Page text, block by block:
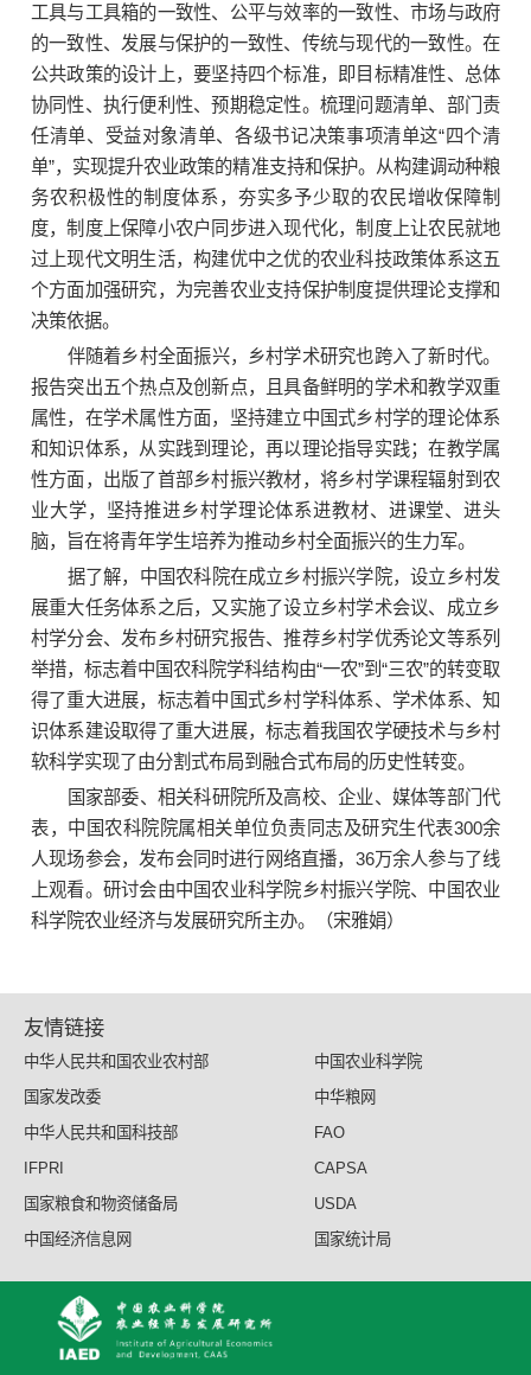
工具与工具箱的一致性、公平与效率的一致性、市场与政府
的一致性、发展与保护的一致性、传统与现代的一致性。在
公共政策的设计上，要坚持四个标准，即目标精准性、总体
协同性、执行便利性、预期稳定性。梳理问题清单、部门责
任清单、受益对象清单、各级书记决策事项清单这“四个清
单”，实现提升农业政策的精准支持和保护。从构建调动种粮
务农积极性的制度体系，夯实多予少取的农民增收保障制
度，制度上保障小农户同步进入现代化，制度上让农民就地
过上现代文明生活，构建优中之优的农业科技政策体系这五
个方面加强研究，为完善农业支持保护制度提供理论支撑和
决策依据。
伴随着乡村全面振兴，乡村学术研究也跨入了新时代。
报告突出五个热点及创新点，且具备鲜明的学术和教学双重
属性，在学术属性方面，坚持建立中国式乡村学的理论体系
和知识体系，从实践到理论，再以理论指导实践；在教学属
性方面，出版了首部乡村振兴教材，将乡村学课程辐射到农
业大学，坚持推进乡村学理论体系进教材、进课堂、进头
脑，旨在将青年学生培养为推动乡村全面振兴的生力军。
据了解，中国农科院在成立乡村振兴学院，设立乡村发
展重大任务体系之后，又实施了设立乡村学术会议、成立乡
村学分会、发布乡村研究报告、推荐乡村学优秀论文等系列
举措，标志着中国农科院学科结构由“一农”到“三农”的转变取
得了重大进展，标志着中国式乡村学科体系、学术体系、知
识体系建设取得了重大进展，标志着我国农学硬技术与乡村
软科学实现了由分割式布局到融合式布局的历史性转变。
国家部委、相关科研院所及高校、企业、媒体等部门代
表，中国农科院院属相关单位负责同志及研究生代表300余
人现场参会，发布会同时进行网络直播，36万余人参与了线
上观看。研讨会由中国农业科学院乡村振兴学院、中国农业
科学院农业经济与发展研究所主办。（宋雅娟）
友情链接
中华人民共和国农业农村部
中国农业科学院
国家发改委
中华粮网
中华人民共和国科技部
FAO
IFPRI
CAPSA
国家粮食和物资储备局
USDA
中国经济信息网
国家统计局